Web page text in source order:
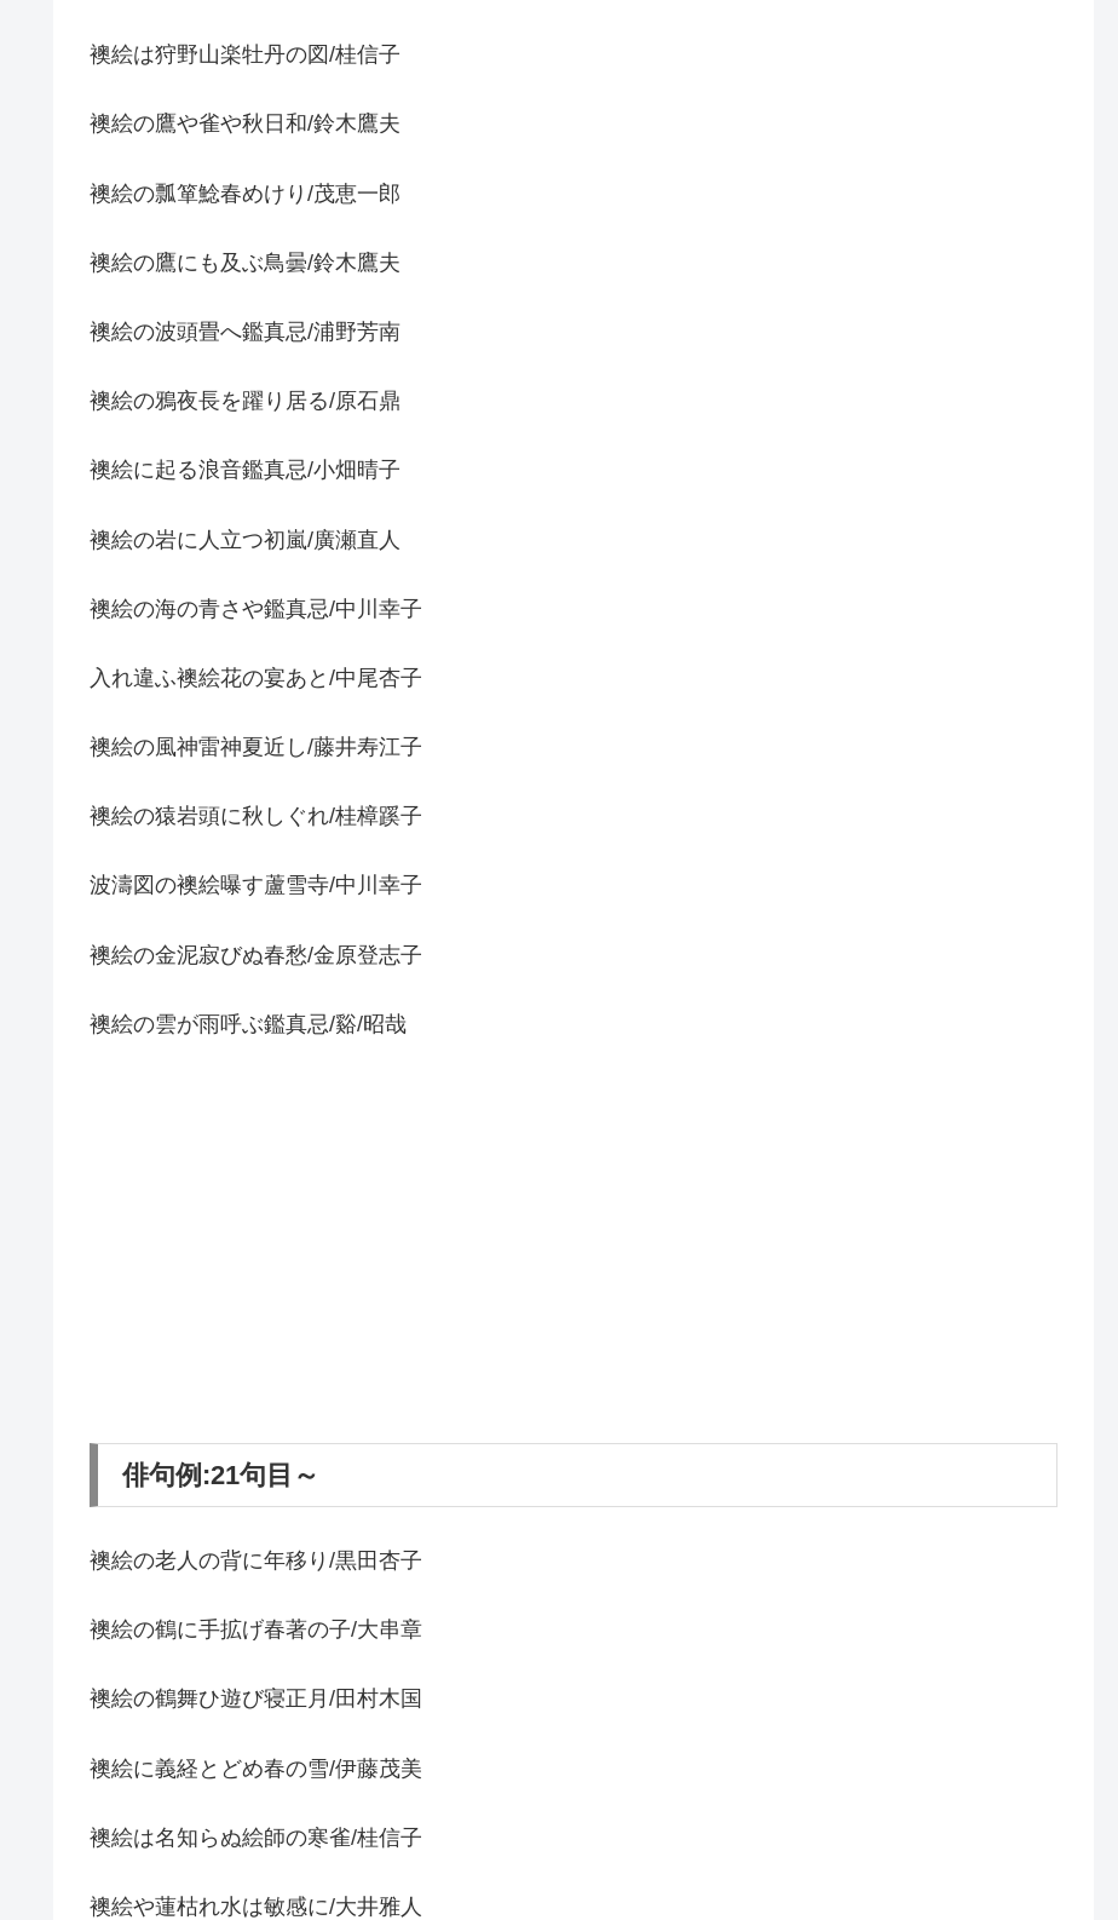
襖絵は狩野山楽牡丹の図/桂信子
襖絵の鷹や雀や秋日和/鈴木鷹夫
襖絵の瓢箪鯰春めけり/茂恵一郎
襖絵の鷹にも及ぶ鳥曇/鈴木鷹夫
襖絵の波頭畳へ鑑真忌/浦野芳南
襖絵の鴉夜長を躍り居る/原石鼎
襖絵に起る浪音鑑真忌/小畑晴子
襖絵の岩に人立つ初嵐/廣瀬直人
襖絵の海の青さや鑑真忌/中川幸子
入れ違ふ襖絵花の宴あと/中尾杏子
襖絵の風神雷神夏近し/藤井寿江子
襖絵の猿岩頭に秋しぐれ/桂樟蹊子
波濤図の襖絵曝す蘆雪寺/中川幸子
襖絵の金泥寂びぬ春愁/金原登志子
襖絵の雲が雨呼ぶ鑑真忌/谿/昭哉
俳句例:21句目～
襖絵の老人の背に年移り/黒田杏子
襖絵の鶴に手拡げ春著の子/大串章
襖絵の鶴舞ひ遊び寝正月/田村木国
襖絵に義経とどめ春の雪/伊藤茂美
襖絵は名知らぬ絵師の寒雀/桂信子
襖絵や蓮枯れ水は敏感に/大井雅人